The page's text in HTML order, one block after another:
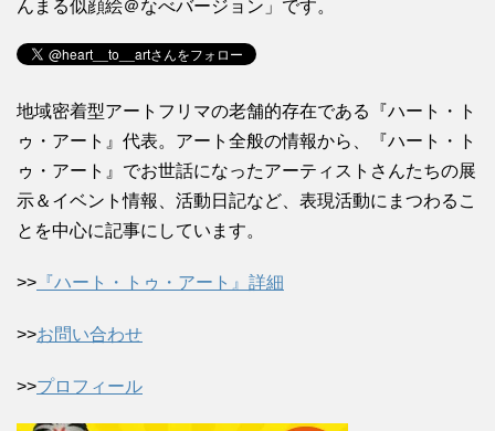
んまる似顔絵＠なべバージョン」です。
地域密着型アートフリマの老舗的存在である『ハート・ト
ゥ・アート』代表。アート全般の情報から、『ハート・ト
ゥ・アート』でお世話になったアーティストさんたちの展
示＆イベント情報、活動日記など、表現活動にまつわるこ
とを中心に記事にしています。
>> 『ハート・トゥ・アート』詳細
>>お問い合わせ
>>プロフィール